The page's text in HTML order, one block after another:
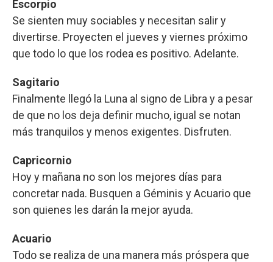
Escorpio
Se sienten muy sociables y necesitan salir y
divertirse. Proyecten el jueves y viernes próximo
que todo lo que los rodea es positivo. Adelante.
Sagitario
Finalmente llegó la Luna al signo de Libra y a pesar
de que no los deja definir mucho, igual se notan
más tranquilos y menos exigentes. Disfruten.
Capricornio
Hoy y mañana no son los mejores días para
concretar nada. Busquen a Géminis y Acuario que
son quienes les darán la mejor ayuda.
Acuario
Todo se realiza de una manera más próspera que